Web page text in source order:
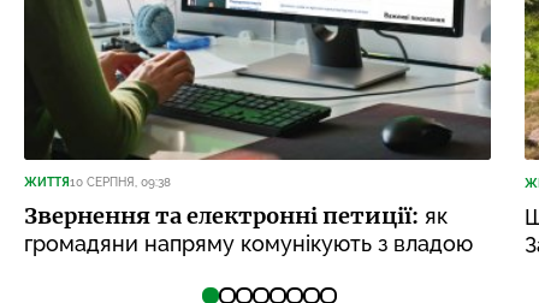
ЖИТТЯ10 СЕРПНЯ, 09:38
Звернення та електронні петиції: як
громадяни напряму комунікують з владою